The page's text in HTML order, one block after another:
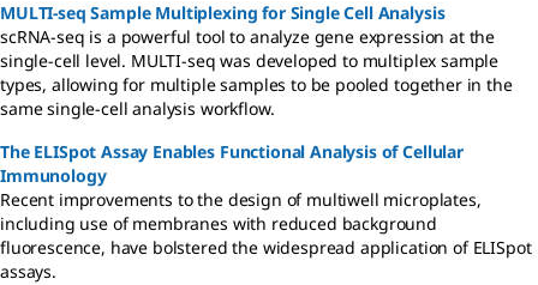
MULTI-seq Sample Multiplexing for Single Cell Analysis
scRNA-seq is a powerful tool to analyze gene expression at the
single-cell level. MULTI-seq was developed to multiplex sample
types, allowing for multiple samples to be pooled together in the
same single-cell analysis workflow.
The ELISpot Assay Enables Functional Analysis of Cellular
Immunology
Recent improvements to the design of multiwell microplates,
including use of membranes with reduced background
fluorescence, have bolstered the widespread application of ELISpot
assays.